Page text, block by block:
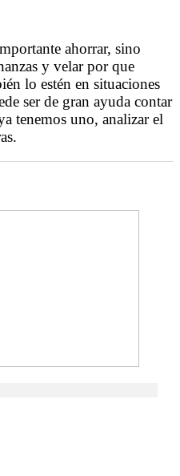
ahorrar, sino
y velar por que
lo estén en situaciones
ser de gran ayuda contar
tenemos uno, analizar el